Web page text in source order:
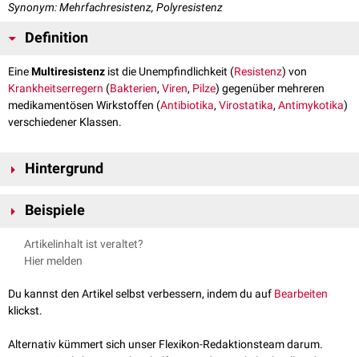
Synonym: Mehrfachresistenz, Polyresistenz
Definition
EineMultiresistenz ist die Unempfindlichkeit (Resistenz) von
Krankheitserregern (Bakterien, Viren, Pilze) gegenüber mehreren
medikamentösen Wirkstoffen (Antibiotika, Virostatika, Antimykotika)
verschiedener Klassen.
Hintergrund
bezeichnet. Sie sind
Die Multiresistenz kann verschiedene Ursachen haben. Einerseits kann
ein Resistenzmechanismus gegen viele Antibiotika wirksam sein, wie bei
Resistenzmechanismen ausprägen, die ausepidemiologischenGründen
gehäuft zusammen auftreten. Beispielsweise sind ESBL-Keime häufig
Fluorchinolone.
Beispiele
MRSA (Multiresistenter
(Vancomycin-intermediär-sensibler Staphylococcus aureus)
VRE (
Vancomycin-resistente Enterokokken
MRGN (
Multiresistente gramnegative Erreger
MBL-Bildner (Erreger mit
Metallobetalaktamasen )
MDR-Tb (Multiresistente Tuberkulose
Artikelinhalt ist veraltet?
Hier melden
Du kannst den Artikel selbst verbessern, indem du auf Bearbeiten
klickst.
Alternativ kümmert sich unser Flexikon-Redaktionsteam darum.